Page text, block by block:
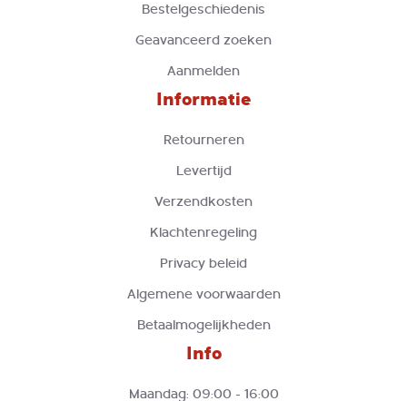
Bestelgeschiedenis
Geavanceerd zoeken
Aanmelden
Informatie
Retourneren
Levertijd
Verzendkosten
Klachtenregeling
Privacy beleid
Algemene voorwaarden
Betaalmogelijkheden
Info
Maandag: 09:00 - 16:00